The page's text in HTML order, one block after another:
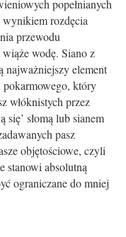
popełnianych
wynikiem rozdęcia
przewodu
wiąże wodę. Siano z
najważniejszy element
pokarmowego, który
włóknistych przez
ą się’ słomą lub sianem
pasz
objętościowe, czyli
stanowi absolutną
ćograniczane do mniej